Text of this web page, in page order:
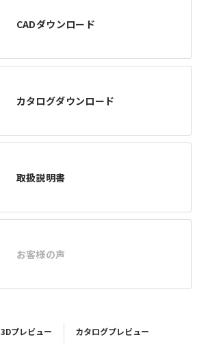
CADダウンロード
カタログダウンロード
取扱説明書
お客様の声
3Dプレビュー カタログプレビュー